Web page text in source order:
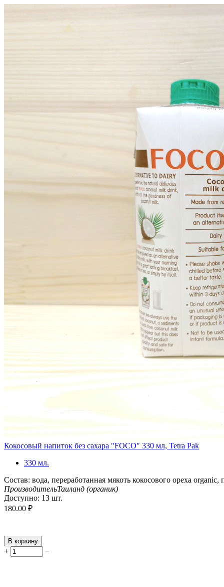
Кокосовый напиток без сахара "FOCO" 330 мл, Tetra Pak
330 мл.
Состав: вода, переработанная мякоть кокосового ореха
ПроизводительТаиланд (органик)
Доступно: 13 шт.
180.00 ₽
В корзину
+ −